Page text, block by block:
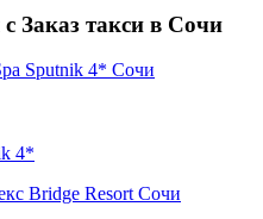
Заказ такси в Сочи
4*